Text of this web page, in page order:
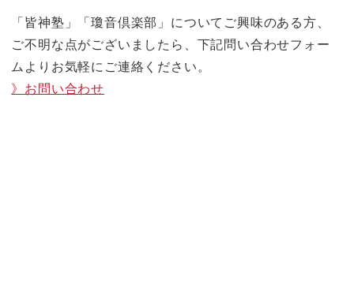
「皆神塾」「瓊音倶楽部」についてご興味のある方、
ご不明な点がございましたら、下記問い合わせフォー
ムよりお気軽にご連絡ください。
》お問い合わせ